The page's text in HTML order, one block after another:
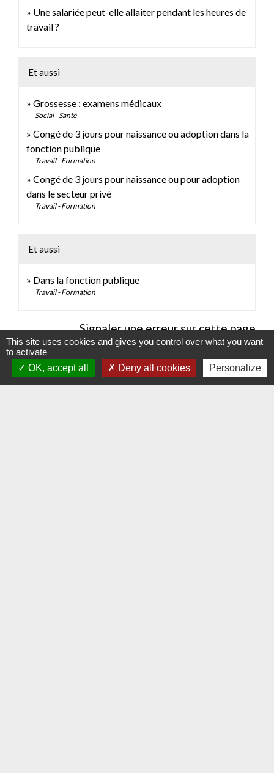
Une salariée peut-elle allaiter pendant les heures de
travail ?
Et aussi
Grossesse : examens médicaux
Social - Santé
Congé de 3 jours pour naissance ou adoption dans la
fonction publique
Travail - Formation
Congé de 3 jours pour naissance ou pour adoption
dans le secteur privé
Travail - Formation
Et aussi
Dans la fonction publique
Travail - Formation
Signaler une erreur sur cette page
This site uses cookies and gives you control over what you want
to activate
OK, accept all
Deny all cookies Personalize